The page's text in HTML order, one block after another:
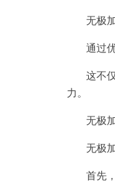
无极加
通过优
这不仅
力。
无极加
无极加
首先，